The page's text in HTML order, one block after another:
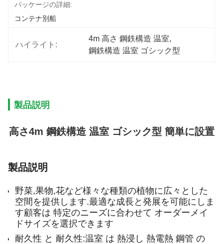
パッケージの詳細:
コンテナ別船
ハイライト:
4m 高さ 鋼鉄構造 温室,
鋼鉄構造 温室 ゴシック型
製品説明
高さ4m 鋼鉄構造 温室 ゴシック型 簡単に設置
製品説明
野菜,果物,花など様々な種類の植物に広々とした
空間を提供します.最適な成長と発展を可能にしま
す顧客は 特定のニーズに合わせて オーダーメイ
ドサイズを選択できます
耐久性 と 耐久性:温室 は 熱浸し 熱電熱 鋼管 の